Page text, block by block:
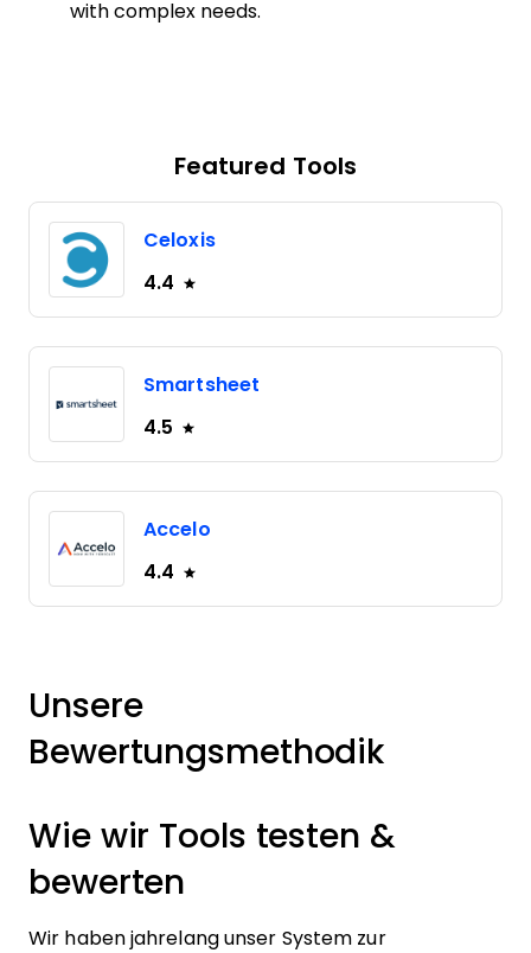
with complex needs.
Featured Tools
Celoxis
4.4
Smartsheet
4.5
Accelo
4.4
Unsere
Bewertungsmethodik
Wie wir Tools testen &
bewerten
Wir haben jahrelang unser System zur